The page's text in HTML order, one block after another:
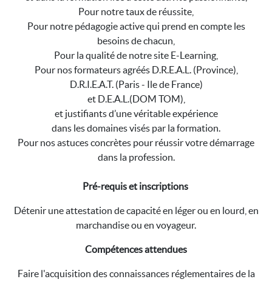
Pour notre taux de réussite,
Pour notre pédagogie active qui prend en compte les
besoins de chacun,
Pour la qualité de notre site E-Learning,
Pour nos formateurs agréés D.R.E.A.L. (Province),
D.R.I.E.A.T. (Paris - Ile de France)
et D.E.A.L.(DOM TOM),
et justifiants d’une véritable expérience
dans les domaines visés par la formation.
Pour nos astuces concrètes pour réussir votre démarrage
dans la profession.
Pré-requis et inscriptions
Détenir une attestation de capacité en léger ou en lourd, en
marchandise ou en voyageur.
Compétences attendues
Faire l'acquisition des connaissances réglementaires de la